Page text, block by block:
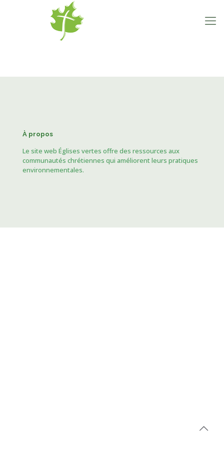
À propos
Le site web Églises vertes offre des ressources aux
communautés chrétiennes qui améliorent leurs pratiques
environnementales.